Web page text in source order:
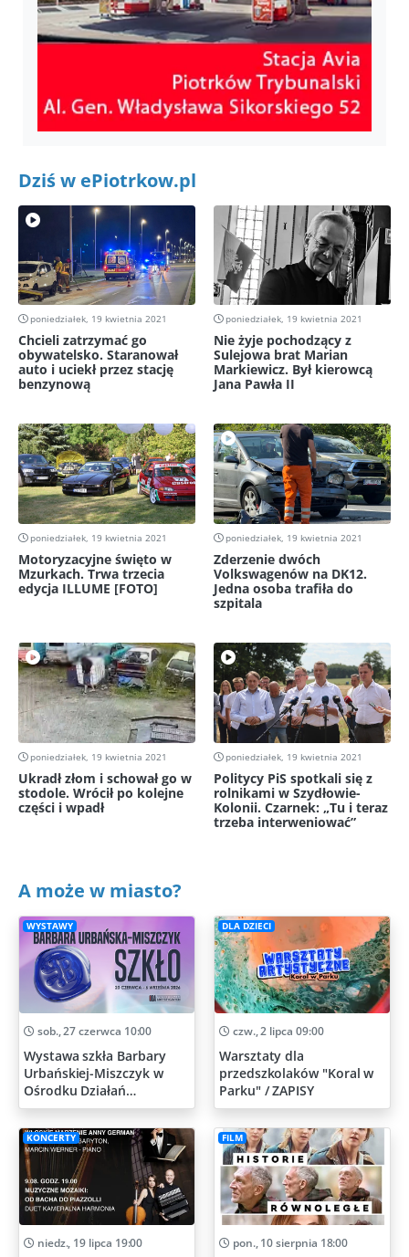
Dziś w ePiotrkow.pl
poniedziałek, 19 kwietnia 2021
Chcieli zatrzymać go
obywatelsko. Staranował
auto i uciekł przez stację
benzynową
poniedziałek, 19 kwietnia 2021
Nie żyje pochodzący z
Sulejowa brat Marian
Markiewicz. Był kierowcą
Jana Pawła II
poniedziałek, 19 kwietnia 2021
Motoryzacyjne święto w
Mzurkach. Trwa trzecia
edycja ILLUME [FOTO]
poniedziałek, 19 kwietnia 2021
Zderzenie dwóch
Volkswagenów na DK12.
Jedna osoba trafiła do
szpitala
poniedziałek, 19 kwietnia 2021
Ukradł złom i schował go w
stodole. Wrócił po kolejne
części i wpadł
poniedziałek, 19 kwietnia 2021
Politycy PiS spotkali się z
rolnikami w Szydłowie-
Kolonii. Czarnek: „Tu i teraz
trzeba interweniować”
A może w miasto?
WYSTAWY
sob., 27 czerwca 10:00
Wystawa szkła Barbary
Urbańskiej-Miszczyk w
Ośrodku Działań
Artystycznych
DLA DZIECI
czw., 2 lipca 09:00
Warsztaty dla
przedszkolaków "Koral w
Parku" / ZAPISY
KONCERTY
niedz., 19 lipca 19:00
FILM
pon., 10 sierpnia 18:00